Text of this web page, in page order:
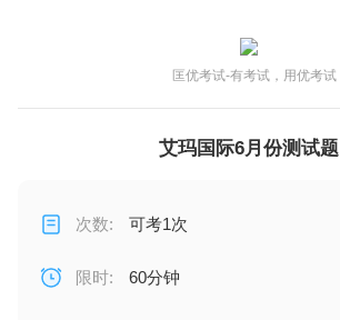
匡优考试-有考试，用优考试
艾玛国际6月份测试题
次数: 可考1次
限时: 60分钟